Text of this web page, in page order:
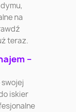
na
teraz.
–
iskier